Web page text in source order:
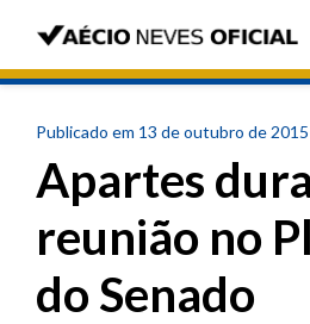
Publicado em 13 de outubro de 2015
Apartes
reunião no
do Senado